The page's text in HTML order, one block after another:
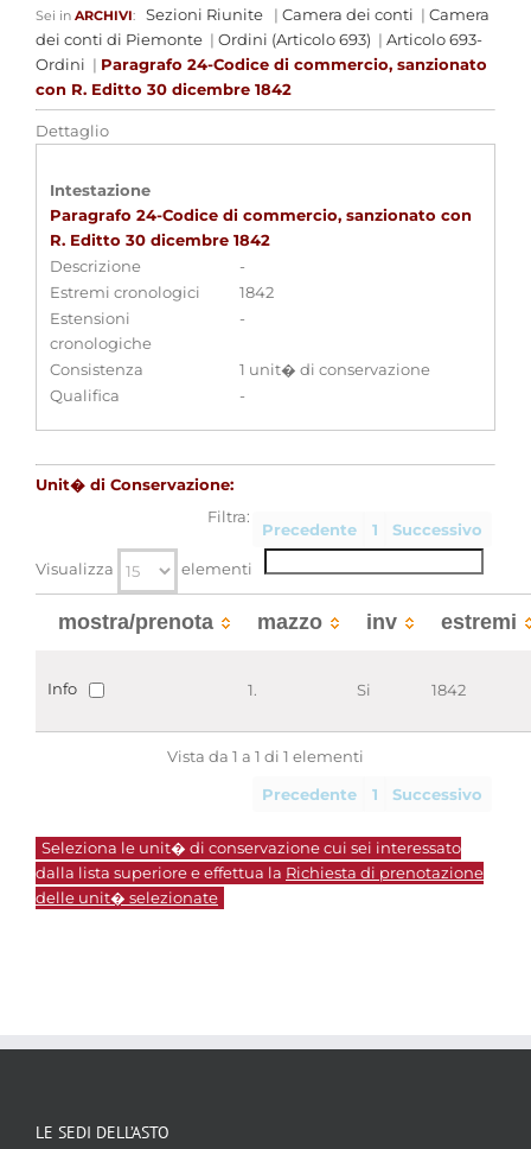
Sei in ARCHIVI: Sezioni Riunite | Camera dei conti | Camera
dei conti di Piemonte | Ordini (Articolo 693) | Articolo 693-
Ordini | Paragrafo 24-Codice di commercio, sanzionato
con R. Editto 30 dicembre 1842
Dettaglio
Intestazione
Paragrafo 24-Codice di commercio, sanzionato con
R. Editto 30 dicembre 1842
Descrizione
-
Estremi cronologici
1842
Estensioni
cronologiche
-
Consistenza
1 unit� di conservazione
Qualifica
-
Unit� di Conservazione:
Precedente 1 Successivo
Visualizza elementi
Filtra:
mostra/prenota mazzo inv estremi
Info 1. Si 1842
Vista da 1 a 1 di 1 elementi
Precedente 1 Successivo
Seleziona le unit� di conservazione cui sei interessato
dalla lista superiore e effettua la Richiesta di prenotazione
delle unit� selezionate
LE SEDI DELL’ASTO